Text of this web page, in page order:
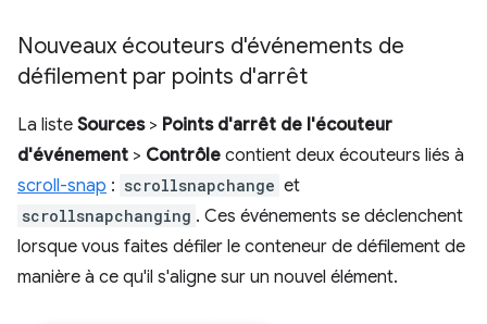
Nouveaux écouteurs d'événements de
défilement par points d'arrêt
La liste Sources> Points d'arrêt de l'écouteur
d'événement > Contrôle contient deux écouteurs liés à
scroll-snap : scrollsnapchange et
scrollsnapchanging . Ces événements se déclenchent
lorsque vous faites défiler le conteneur de défilement de
manière à ce qu'il s'aligne sur un nouvel élément.